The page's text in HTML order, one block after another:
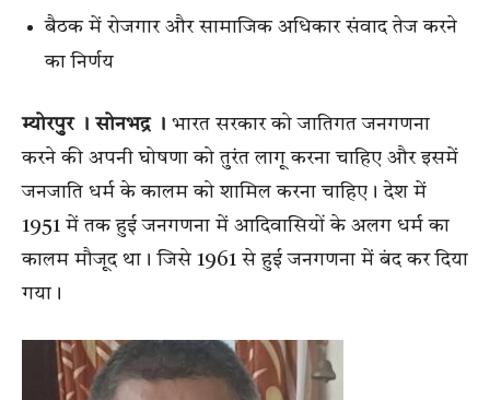
बैठक में रोजगार और सामाजिक अधिकार संवाद तेज करने
का निर्णय
म्योरपुर । सोनभद्र । भारत सरकार को जातिगत जनगणना
करने की अपनी घोषणा को तुरंत लागू करना चाहिए और इसमें
जनजाति धर्म के कालम को शामिल करना चाहिए। देश में
1951 में तक हुई जनगणना में आदिवासियों के अलग धर्म का
कालम मौजूद था। जिसे 1961 से हुई जनगणना में बंद कर दिया
गया।